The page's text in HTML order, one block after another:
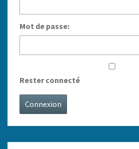
Mot de passe:
Rester connecté
Connexion